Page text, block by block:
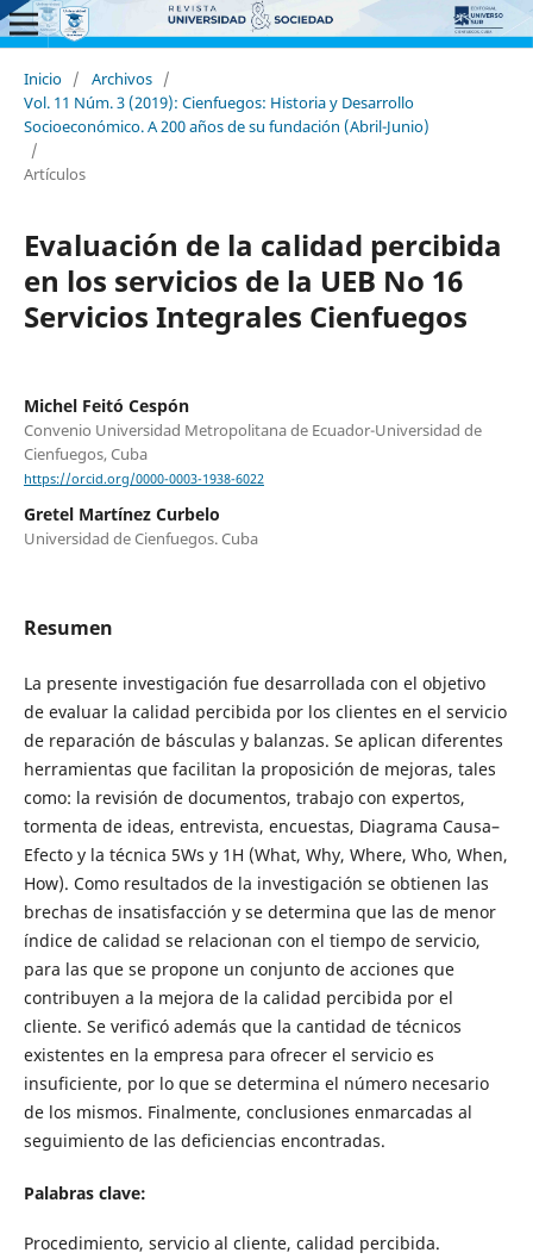
Inicio / Archivos /
Vol. 11 Núm. 3 (2019): Cienfuegos: Historia y Desarrollo
Socioeconómico. A 200 años de su fundación (Abril-Junio)
/
Artículos
Evaluación de la calidad percibida
en los servicios de la UEB No 16
Servicios Integrales Cienfuegos
Michel Feitó Cespón
Convenio Universidad Metropolitana de Ecuador-Universidad de
Cienfuegos, Cuba
https://orcid.org/0000-0003-1938-6022
Gretel Martínez Curbelo
Universidad de Cienfuegos. Cuba
Resumen
La presente investigación fue desarrollada con el objetivo
de evaluar la calidad percibida por los clientes en el servicio
de reparación de básculas y balanzas. Se aplican diferentes
herramientas que facilitan la proposición de mejoras, tales
como: la revisión de documentos, trabajo con expertos,
tormenta de ideas, entrevista, encuestas, Diagrama Causa–
Efecto y la técnica 5Ws y 1H (What, Why, Where, Who, When,
How). Como resultados de la investigación se obtienen las
brechas de insatisfacción y se determina que las de menor
índice de calidad se relacionan con el tiempo de servicio,
para las que se propone un conjunto de acciones que
contribuyen a la mejora de la calidad percibida por el
cliente. Se verificó además que la cantidad de técnicos
existentes en la empresa para ofrecer el servicio es
insuficiente, por lo que se determina el número necesario
de los mismos. Finalmente, conclusiones enmarcadas al
seguimiento de las deficiencias encontradas.
Palabras clave:
Procedimiento, servicio al cliente, calidad percibida.